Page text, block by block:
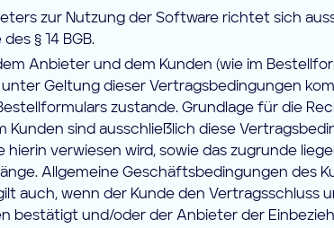
zur Nutzung der Software richtet sich
§ 14 BGB.
Anbieter und dem Kunden (wie im
Geltung dieser Vertragsbedingungen
zustande. Grundlage für die
Kunden sind ausschließlich diese
hierin verwiesen wird, sowie das zugrunde
Allgemeine Geschäftsbedingungen des
auch, wenn der Kunde den Vertragsschluss
bestätigt und/oder der Anbieter der